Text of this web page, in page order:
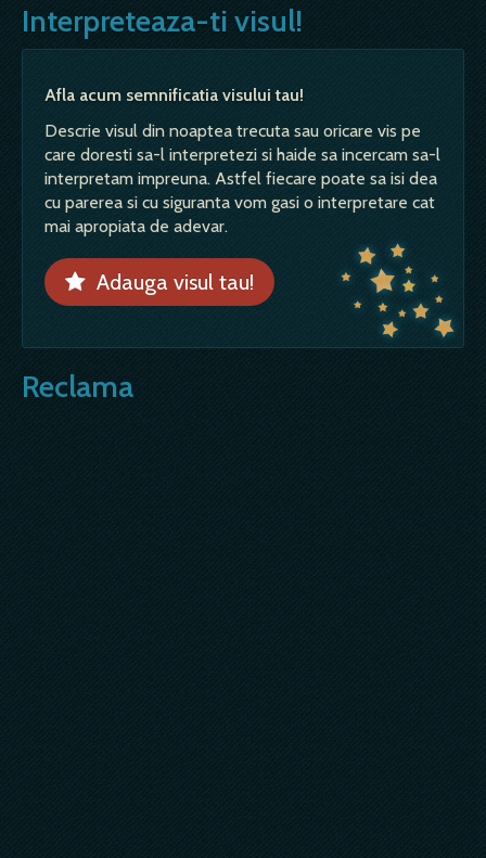
Interpreteaza-ti visul!
Afla acum semnificatia visului tau!
Descrie visul din noaptea trecuta sau oricare vis pe
care doresti sa-l interpretezi si haide sa incercam sa-l
interpretam impreuna. Astfel fiecare poate sa isi dea
cu parerea si cu siguranta vom gasi o interpretare cat
mai apropiata de adevar.
Adauga visul tau!
Reclama